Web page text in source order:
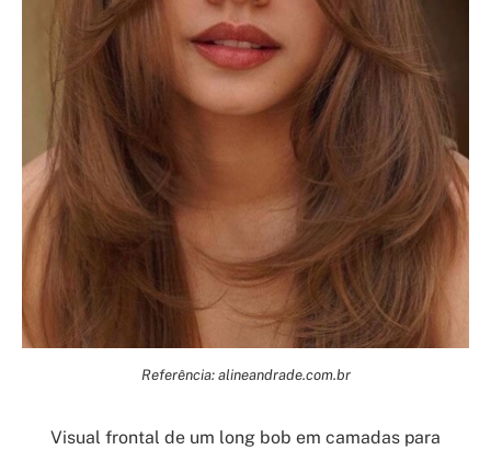
Referência: alineandrade.com.br
Visual frontal de um long bob em camadas para